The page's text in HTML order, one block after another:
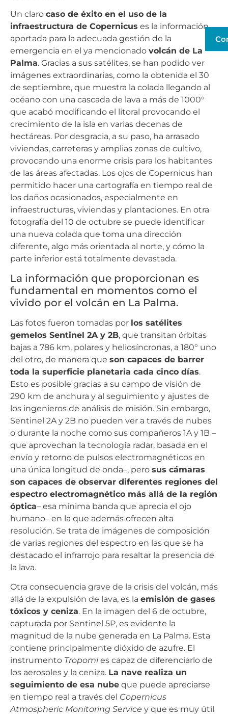
Un claro caso de éxito en el uso de la
infraestructura de Copernicus es la información
aportada para la adecuada gestión de la
emergencia en el ya mencionado volcán de La
Palma. Gracias a sus satélites, se han podido ver
imágenes extraordinarias, como la obtenida el 30
de septiembre, que muestra la colada llegando al
océano con una cascada de lava a más de 1000°
que acabó modificando el litoral provocando el
crecimiento de la isla en varias decenas de
hectáreas. Por desgracia, a su paso, ha arrasado
viviendas, carreteras y amplias zonas de cultivo,
provocando una enorme crisis para los habitantes
de las áreas afectadas. Los ojos de Copernicus han
permitido hacer una cartografía en tiempo real de
los daños ocasionados, especialmente en
infraestructuras, viviendas y plantaciones. En otra
fotografía del 10 de octubre se puede identificar
una nueva colada que toma una dirección
diferente, algo más orientada al norte, y cómo la
parte inferior está totalmente devastada.
La información que proporcionan es
fundamental en momentos como el
vivido por el volcán en La Palma.
Las fotos fueron tomadas por los satélites
gemelos Sentinel 2A y 2B, que transitan órbitas
bajas a 786 km, polares y heliosíncronas, a 180° uno
del otro, de manera que son capaces de barrer
toda la superficie planetaria cada cinco días.
Esto es posible gracias a su campo de visión de
290 km de anchura y al seguimiento y ajustes de
los ingenieros de análisis de misión. Sin embargo,
Sentinel 2A y 2B no pueden ver a través de nubes
o durante la noche como sus compañeros 1A y 1B –
que aprovechan la tecnología radar, basada en el
envío y retorno de pulsos electromagnéticos en
una única longitud de onda–, pero sus cámaras
son capaces de observar diferentes regiones del
espectro electromagnético más allá de la región
óptica– esa mínima banda que aprecia el ojo
humano– en la que además ofrecen alta
resolución. Se trata de imágenes de composición
de varias regiones del espectro en las que se ha
destacado el infrarrojo para resaltar la presencia de
la lava.
Otra consecuencia grave de la crisis del volcán, más
allá de la expulsión de lava, es la emisión de gases
tóxicos y ceniza. En la imagen del 6 de octubre,
capturada por Sentinel 5P, es evidente la
magnitud de la nube generada en La Palma. Esta
contiene principalmente dióxido de azufre. El
instrumento Tropomies capaz de diferenciarlo de
los aerosoles y la ceniza. La nave realiza un
seguimiento de esa nube que puede apreciarse
en tiempo real a través del Copernicus
Atmospheric Monitoring Service y que es muy útil